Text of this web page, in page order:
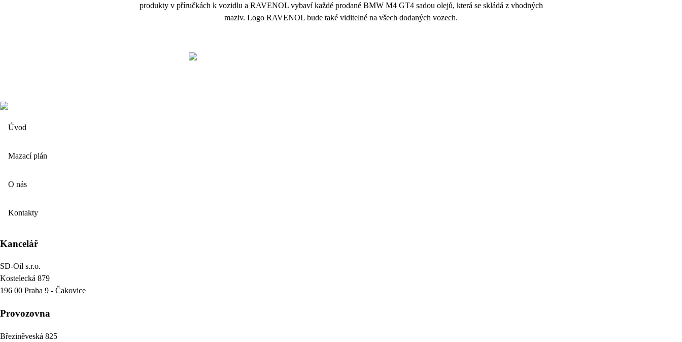
produkty v příručkách k vozidlu a RAVENOL vybaví každé prodané BMW M4 GT4 sadou olejů, která se skládá z vhodných
maziv. Logo RAVENOL bude také viditelné na všech dodaných vozech.
Úvod
Mazací plán
O nás
Kontakty
Kancelář
SD-Oil s.r.o.
Kostelecká 879
196 00 Praha 9 - Čakovice
Provozovna
Březiněveská 825